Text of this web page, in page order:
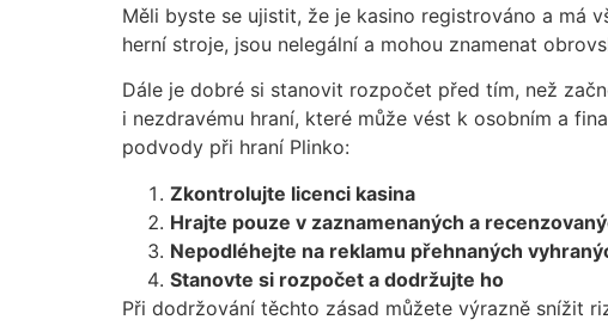
Měli byste se ujistit, že je kasino registrováno a má
herní stroje, jsou nelegální a mohou znamenat
Dále je dobré si stanovit rozpočet před tím, než
i nezdravému hraní, které může vést k osobním a
podvody při hraní Plinko:
Zkontrolujte licenci kasina
Hrajte pouze v zaznamenaných a
Nepodléhejte na reklamu přehnaných
Stanovte si rozpočet a dodržujte ho
Při dodržování těchto zásad můžete výrazně snížit